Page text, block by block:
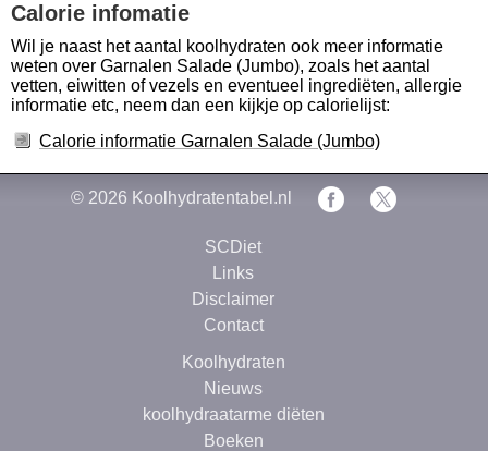
Calorie infomatie
Wil je naast het aantal koolhydraten ook meer informatie
weten over Garnalen Salade (Jumbo), zoals het aantal
vetten, eiwitten of vezels en eventueel ingrediëten, allergie
informatie etc, neem dan een kijkje op calorielijst:
Calorie informatie Garnalen Salade (Jumbo)
© 2026 Koolhydratentabel.nl
SCDiet
Links
Disclaimer
Contact
Koolhydraten
Nieuws
koolhydraatarme diëten
Boeken